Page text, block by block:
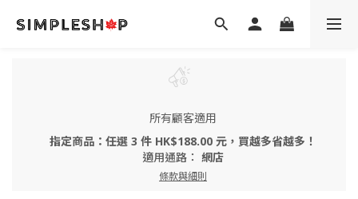
所有顧客適用
指定商品：任選 3 件 HK$188.00 元，買越多省越多！
適用通路： 網店
條款與細則